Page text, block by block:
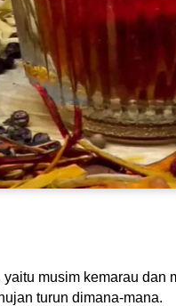
musim kemarau
turun dimana-mana.